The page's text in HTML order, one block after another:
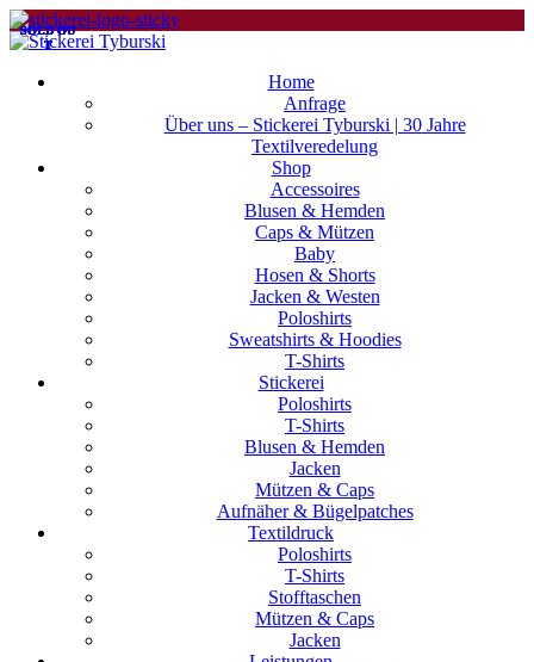
Home
Anfrage
Über uns – Stickerei Tyburski | 30 Jahre
Textilveredelung
Shop
Accessoires
Blusen & Hemden
Caps & Mützen
Baby
Hosen & Shorts
Jacken & Westen
Poloshirts
Sweatshirts & Hoodies
T-Shirts
Stickerei
Poloshirts
T-Shirts
Blusen & Hemden
Jacken
Mützen & Caps
Aufnäher & Bügelpatches
Textildruck
Poloshirts
T-Shirts
Stofftaschen
Mützen & Caps
Jacken
SOLD OU
T
SOLD OU
T
SOLD OU
T
SOLD OU
T
SOLD OU
T
SOLD OU
T
SOLD OU
T
SOLD OU
T
SOLD OU
T
SOLD OU
T
SOLD OU
T
SOLD OU
T